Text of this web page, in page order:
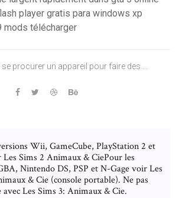
player gratis para windows xp
mods télécharger
procurer un appareil pour faire des ...
Wii, GameCube, PlayStation 2 et
Sims 2 Animaux & CiePour les
Nintendo DS, PSP et N-Gage voir Les
& Cie (console portable). Ne pas
Les Sims 3: Animaux & Cie.